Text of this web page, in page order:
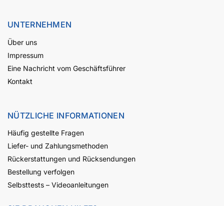
UNTERNEHMEN
Über uns
Impressum
Eine Nachricht vom Geschäftsführer
Kontakt
NÜTZLICHE INFORMATIONEN
Häufig gestellte Fragen
Liefer- und Zahlungsmethoden
Rückerstattungen und Rücksendungen
Bestellung verfolgen
Selbsttests – Videoanleitungen